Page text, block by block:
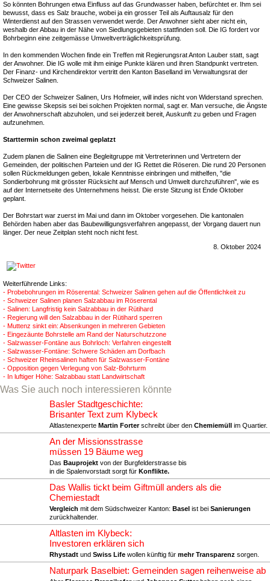
So könnten Bohrungen etwa Einfluss auf das Grundwasser haben, befürchtet er. Ihm sei
bewusst, dass es Salz brauche, wobei ja ein grosser Teil als Auftausalz für den
Winterdienst auf den Strassen verwendet werde. Der Anwohner sieht aber nicht ein,
weshalb der Abbau in der Nähe von Siedlungsgebieten stattfinden soll. Die IG fordert vor
Bohrbeginn eine zeitgemässe Umweltverträglichkeitsprüfung.
In den kommenden Wochen finde ein Treffen mit Regierungsrat Anton Lauber statt, sagt
der Anwohner. Die IG wolle mit ihm einige Punkte klären und ihren Standpunkt vertreten.
Der Finanz- und Kirchendirektor vertritt den Kanton Baselland im Verwaltungsrat der
Schweizer Salinen.
Der CEO der Schweizer Salinen, Urs Hofmeier, will indes nicht von Widerstand sprechen.
Eine gewisse Skepsis sei bei solchen Projekten normal, sagt er. Man versuche, die Ängste
der Anwohnerschaft abzuholen, und sei jederzeit bereit, Auskunft zu geben und Fragen
aufzunehmen.
Starttermin schon zweimal geplatzt
Zudem planen die Salinen eine Begleitgruppe mit Vertreterinnen und Vertretern der
Gemeinden, der politischen Parteien und der IG Rettet die Röseren. Die rund 20 Personen
sollen Rückmeldungen geben, lokale Kenntnisse einbringen und mithelfen, "die
Sondierbohrung mit grösster Rücksicht auf Mensch und Umwelt durchzuführen", wie es
auf der Internetseite des Unternehmens heisst. Die erste Sitzung ist Ende Oktober
geplant.
Der Bohrstart war zuerst im Mai und dann im Oktober vorgesehen. Die kantonalen
Behörden haben aber das Baubewilligungsverfahren angepasst, der Vorgang dauert nun
länger. Der neue Zeitplan steht noch nicht fest.
8. Oktober 2024
Weiterführende Links:
- Probebohrungen im Röserental: Schweizer Salinen gehen auf die Öffentlichkeit zu
- Schweizer Salinen planen Salzabbau im Röserental
- Salinen: Langfristig kein Salzabbau in der Rütihard
- Regierung will den Salzabbau in der Rütihard sperren
- Muttenz sinkt ein: Absenkungen in mehreren Gebieten
- Eingezäunte Bohrstelle am Rand der Naturschutzzone
- Salzwasser-Fontäne aus Bohrloch: Verfahren eingestellt
- Salzwasser-Fontäne: Schwere Schäden am Dorfbach
- Schweizer Rheinsalinen haften für Salzwasser-Fontäne
- Opposition gegen Verlegung von Salz-Bohrturm
- In luftiger Höhe: Salzabbau statt Landwirtschaft
Was Sie auch noch interessieren könnte
Basler Stadtgeschichte:
Brisanter Text zum Klybeck
Altlastenexperte Martin Forterschreibt über den Chemiemüll im Quartier.
An der Missionsstrasse
müssen 19 Bäume weg
Das Bauprojekt von der Burgfelderstrasse bis
in die Spalenvorstadt sorgt für Konflikte.
Das Wallis tickt beim Giftmüll anders als die
Chemiestadt
Vergleich mit dem Südschweizer Kanton: Basel ist bei Sanierungen
zurückhaltender.
Altlasten im Klybeck:
Investoren erklären sich
Rhystadt und Swiss Life wollen künftig für mehr Transparenz sorgen.
Naturpark Baselbiet: Gemeinden sagen reihenweise ab